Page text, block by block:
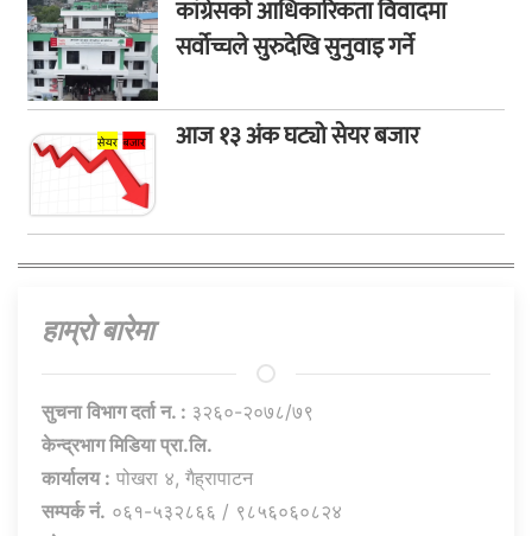
कांग्रेसको आधिकारिकता विवादमा
सर्वोच्चले सुरुदेखि सुनुवाइ गर्ने
आज १३ अंक घट्यो सेयर बजार
हाम्राे बारेमा
सुचना विभाग दर्ता न. : ३२६०-२०७८/७९
केन्द्रभाग मिडिया प्रा.लि.
कार्यालय : पोखरा ४, गैह्रापाटन
सम्पर्क नं. ०६१-५३२८६६ / ९८५६०६०८२४